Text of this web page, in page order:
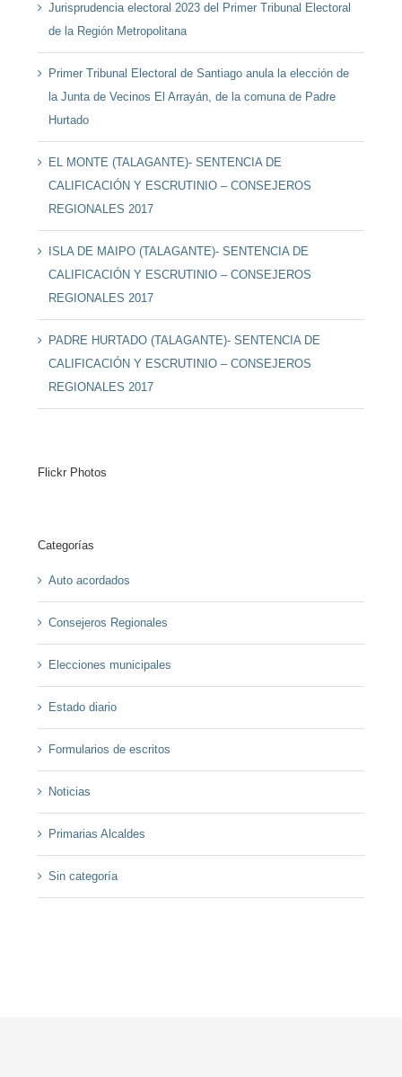
Jurisprudencia electoral 2023 del Primer Tribunal Electoral
de la Región Metropolitana
Primer Tribunal Electoral de Santiago anula la elección de
la Junta de Vecinos El Arrayán, de la comuna de Padre
Hurtado
EL MONTE (TALAGANTE)- SENTENCIA DE
CALIFICACIÓN Y ESCRUTINIO – CONSEJEROS
REGIONALES 2017
ISLA DE MAIPO (TALAGANTE)- SENTENCIA DE
CALIFICACIÓN Y ESCRUTINIO – CONSEJEROS
REGIONALES 2017
PADRE HURTADO (TALAGANTE)- SENTENCIA DE
CALIFICACIÓN Y ESCRUTINIO – CONSEJEROS
REGIONALES 2017
Flickr Photos
Categorías
Auto acordados
Consejeros Regionales
Elecciones municipales
Estado diario
Formularios de escritos
Noticias
Primarias Alcaldes
Sin categoría